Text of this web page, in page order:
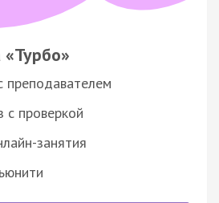
преподавателем
с проверкой
занятия